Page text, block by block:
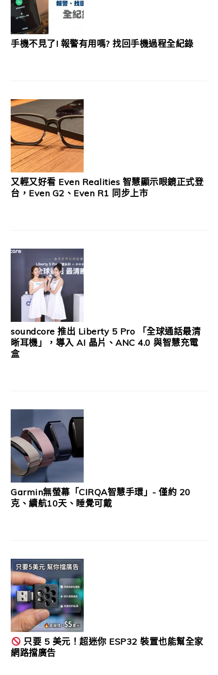
手機不見了! 報警有用嗎? 找回手機過程全紀錄
又輕又好看 Even Realities 智慧顯示眼鏡正式登
台，Even G2、Even R1 同步上市
soundcore 推出 Liberty 5 Pro 「全球通話最清
晰耳機」，導入 AI 晶片、ANC 4.0 與智慧充電
盒
Garmin無螢幕「CIRQA智慧手環」- 僅約 20
克、續航10天、睡覺可戴
只要 5 美元！超迷你 ESP32 裝置也能幫全家
網路擋廣告